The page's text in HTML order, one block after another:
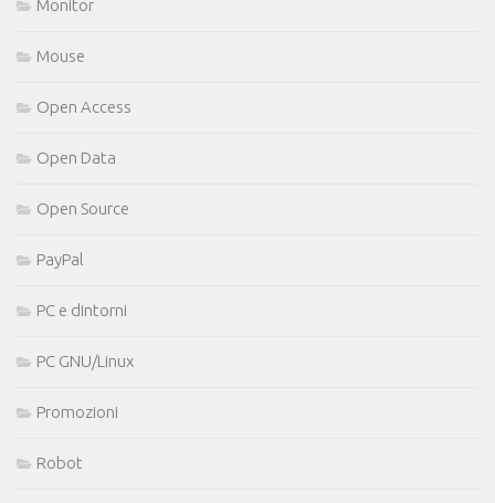
Monitor
Mouse
Open Access
Open Data
Open Source
PayPal
PC e dintorni
PC GNU/Linux
Promozioni
Robot